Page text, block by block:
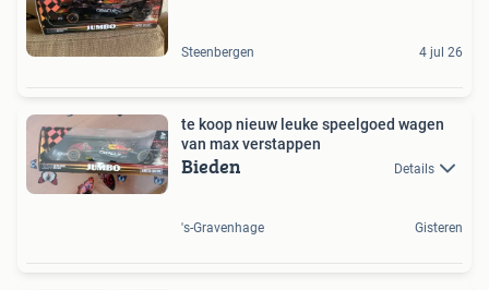
Steenbergen 4 jul 26
te koop nieuw leuke speelgoed wagen
van max verstappen
Bieden Details
's-Gravenhage Gisteren